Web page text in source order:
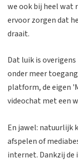
we ook bij heel wat
ervoor zorgen dat
draait.
Dat luik is
onder meer
platform, de eigen
videochat met een
En jawel: natuurlijk
afspelen of
internet. Dankzij de